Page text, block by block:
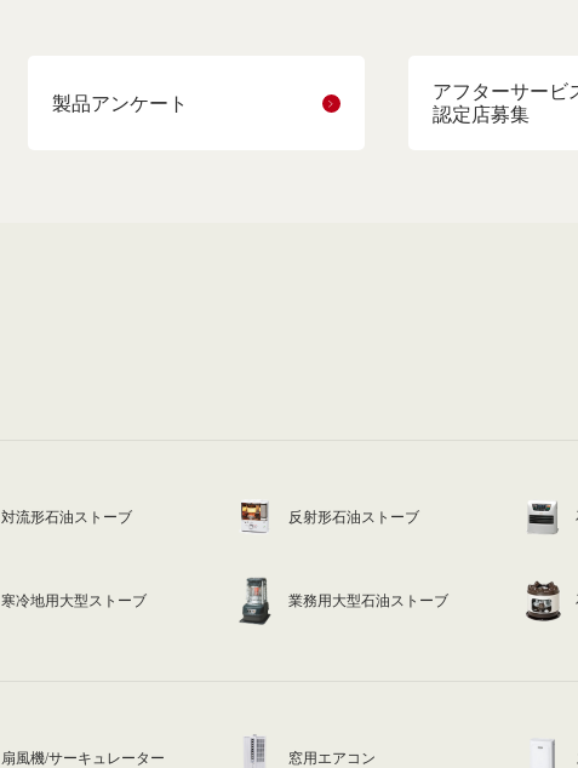
製品アンケート
アフターサービ
認定店募集
対流形石油ストーブ 反射形石油ストーブ
寒冷地用大型ストーブ 業務用大型石油ストーブ
扇風機/サーキュレーター 窓用エアコン